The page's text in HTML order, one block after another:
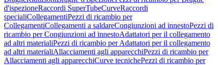
d'ispezioneRaccordi SuperTubeCurveRaccordi
specialiCollegamentiPezzi di ricambio per
CollegamentiCollegamenti a saldareCongiunzioni ad innestoPezzi di
ricambio per Congiunzioni ad innestoAdattatori per il collegamento
ad altri materialiPezzi di ricambio per Adattatori per il collegamento
ad altri materialiAllacciamenti agli apparecchiPezzi di ricambio per
Allacciamenti agli apparecchiCurve tecnichePezzi di ricambio per